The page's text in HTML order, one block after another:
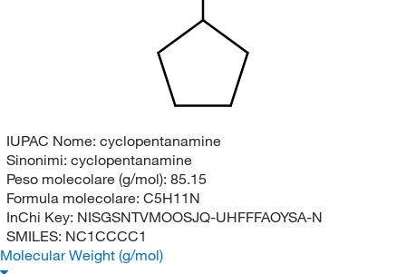
IUPAC Nome: cyclopentanamine
Sinonimi: cyclopentanamine
Peso molecolare (g/mol): 85.15
Formula molecolare: C5H11N
InChi Key: NISGSNTVMOOSJQ-UHFFFAOYSA-N
SMILES: NC1CCCC1
Molecular Weight (g/mol)